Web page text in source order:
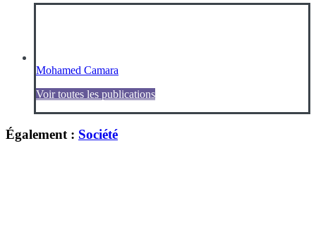
Mohamed Camara
Voir toutes les publications
Également : Société